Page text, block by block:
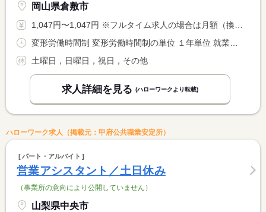
岡山県倉敷市
1,047円〜1,047円 ※フルタイム求人の場合は月額（換算額）、パート求人の場合は時間額を表示しています。
土曜日，日曜日，祝日，その他
求人詳細を見る (ハローワークより転載)
ハローワーク求人（掲載元：甲府公共職業安定所）
パート・アルバイト
営業アシスタント／土日休み
（事業所の意向により公開していません）
山梨県中央市